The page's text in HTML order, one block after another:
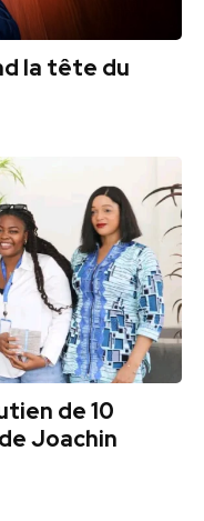
la tête du
de 10
Joachin